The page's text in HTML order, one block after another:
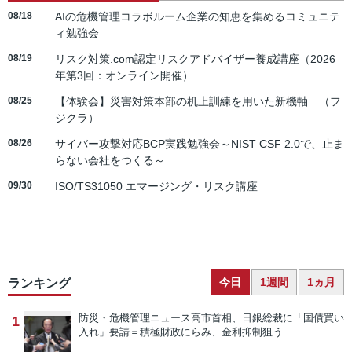
08/18
AIの危機管理コラボルーム企業の知恵を集めるコミュニテ
ィ勉強会
08/19
リスク対策.com認定リスクアドバイザー養成講座（2026
年第3回：オンライン開催）
08/25
【体験会】災害対策本部の机上訓練を用いた新機軸 （フ
ジクラ）
08/26
サイバー攻撃対応BCP実践勉強会～NIST CSF 2.0で、止ま
らない会社をつくる～
09/30 ISO/TS31050 エマージング・リスク講座
ランキング 今日 1週間 1ヵ月
1 防災・危機管理ニュース高市首相、日銀総裁に「国債買い
入れ」要請＝積極財政にらみ、金利抑制狙う